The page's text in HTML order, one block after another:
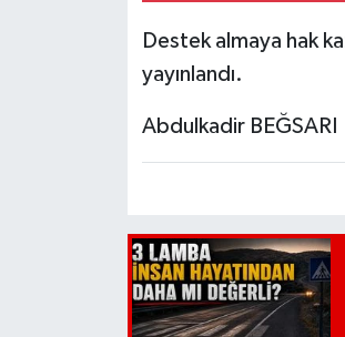
Destek almaya hak
yayınlandı.
Abdulkadir BEĞSARI